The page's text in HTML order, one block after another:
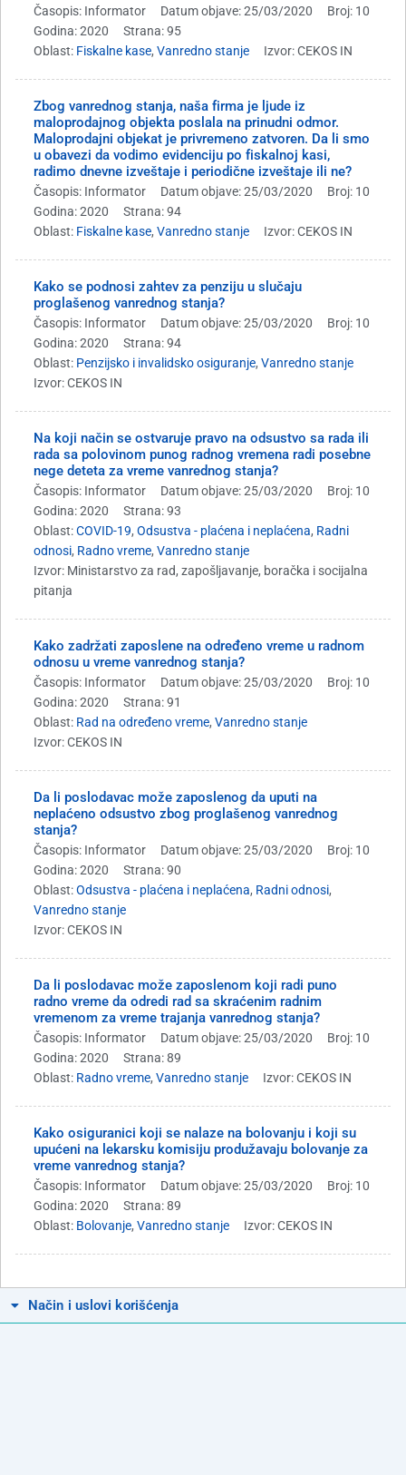
Časopis: Informator Datum objave: 25/03/2020
Broj: 10
Godina: 2020
Strana: 95
Oblast: Fiskalne kase, Vanredno stanje Izvor: CEKOS IN
Zbog vanrednog stanja, naša firma je ljude iz
maloprodajnog objekta poslala na prinudni odmor.
Maloprodajni objekat je privremeno zatvoren. Da li smo
u obavezi da vodimo evidenciju po fiskalnoj kasi,
radimo dnevne izveštaje i periodične izveštaje ili ne?
Časopis: Informator Datum objave: 25/03/2020
Broj: 10
Godina: 2020
Strana: 94
Oblast: Fiskalne kase, Vanredno stanje Izvor: CEKOS IN
Kako se podnosi zahtev za penziju u slučaju
proglašenog vanrednog stanja?
Časopis: Informator Datum objave: 25/03/2020
Broj: 10
Godina: 2020
Strana: 94
Oblast: Penzijsko i invalidsko osiguranje, Vanredno stanje
Izvor: CEKOS IN
Na koji način se ostvaruje pravo na odsustvo sa rada ili
rada sa polovinom punog radnog vremena radi posebne
nege deteta za vreme vanrednog stanja?
Časopis: Informator Datum objave: 25/03/2020
Broj: 10
Godina: 2020
Strana: 93
Oblast:COVID-19, Odsustva - plaćena i neplaćena, Radni
odnosi, Radno vreme, Vanredno stanje
Izvor: Ministarstvo za rad, zapošljavanje, boračka i socijalna
pitanja
Kako zadržati zaposlene na određeno vreme u radnom
odnosu u vreme vanrednog stanja?
Časopis: Informator Datum objave: 25/03/2020
Broj: 10
Godina: 2020
Strana: 91
Oblast: Rad na određeno vreme, Vanredno stanje
Izvor: CEKOS IN
Da li poslodavac može zaposlenog da uputi na
neplaćeno odsustvo zbog proglašenog vanrednog
stanja?
Časopis: Informator Datum objave: 25/03/2020
Broj: 10
Godina: 2020
Strana: 90
Oblast:Odsustva - plaćena i neplaćena, Radni odnosi,
Vanredno stanje
Izvor: CEKOS IN
Da li poslodavac može zaposlenom koji radi puno
radno vreme da odredi rad sa skraćenim radnim
vremenom za vreme trajanja vanrednog stanja?
Časopis: Informator Datum objave: 25/03/2020
Broj: 10
Godina: 2020
Strana: 89
Oblast: Radno vreme, Vanredno stanje Izvor: CEKOS IN
Kako osiguranici koji se nalaze na bolovanju i koji su
upućeni na lekarsku komisiju produžavaju bolovanje za
vreme vanrednog stanja?
Časopis: Informator Datum objave: 25/03/2020
Broj: 10
Godina: 2020
Strana: 89
Oblast: Bolovanje, Vanredno stanje Izvor: CEKOS IN
Način i uslovi korišćenja